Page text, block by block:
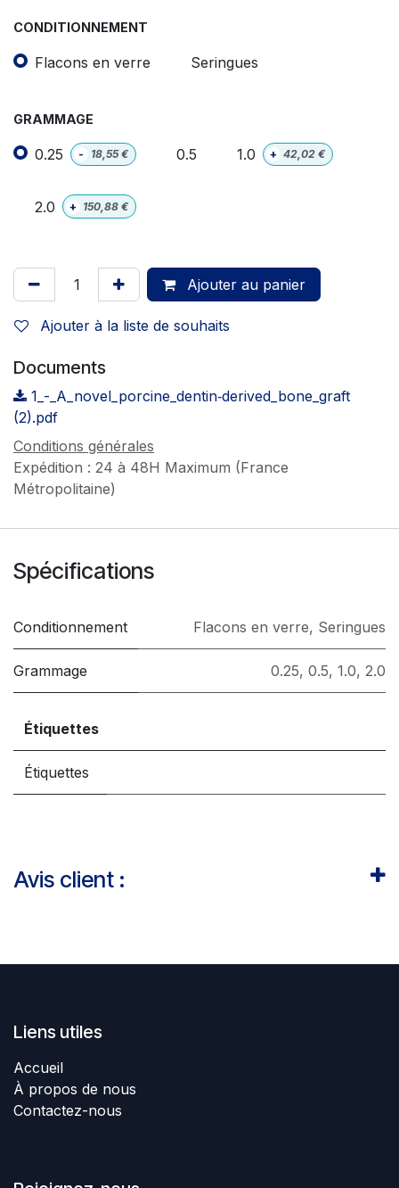
CONDITIONNEMENT
Flacons en verre Seringues
GRAMMAGE
0.25 - 18,55€ 0.5 1.0 + 42,02€
2.0 + 150,88 €
Ajouter au panier
Ajouter à la liste de souhaits
Documents
1_-_A_novel_porcine_dentin‑derived_bone_graft
(2).pdf
Conditions générales
Expédition : 24 à 48H Maximum (France
Métropolitaine)
Spécifications
Conditionnement Flacons en verre, Seringues
Grammage 0.25, 0.5, 1.0, 2.0
Étiquettes
Étiquettes
Avis client :
Liens utiles
Accueil
À propos de nous
Contactez-nous